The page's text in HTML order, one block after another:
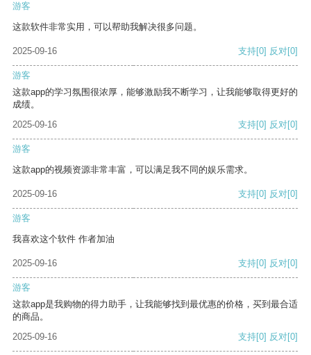
游客
这款软件非常实用，可以帮助我解决很多问题。
2025-09-16 支持[0] 反对[0]
游客
这款app的学习氛围很浓厚，能够激励我不断学习，让我能够取得更好的
成绩。
2025-09-16
支持[0] 反对[0]
游客
这款app的视频资源非常丰富，可以满足我不同的娱乐需求。
2025-09-16 支持[0] 反对[0]
游客
我喜欢这个软件 作者加油
2025-09-16 支持[0] 反对[0]
游客
这款app是我购物的得力助手，让我能够找到最优惠的价格，买到最合适
的商品。
2025-09-16
支持[0] 反对[0]